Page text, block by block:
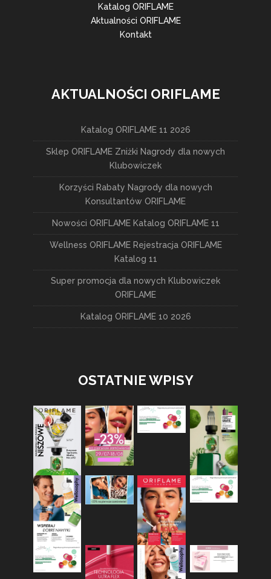
Katalog ORIFLAME
Aktualności ORIFLAME
Kontakt
AKTUALNOŚCI ORIFLAME
Katalog ORIFLAME 11 2026
Sklep ORIFLAME Zniżki Nagrody dla nowych
Klubowiczek
Korzyści Rabaty Nagrody dla nowych
Konsultantów ORIFLAME
Nowości ORIFLAME Katalog ORIFLAME 11
Wellness ORIFLAME Rejestracja ORIFLAME
Katalog 11
Super promocja dla nowych Klubowiczek
ORIFLAME
Katalog ORIFLAME 10 2026
OSTATNIE WPISY